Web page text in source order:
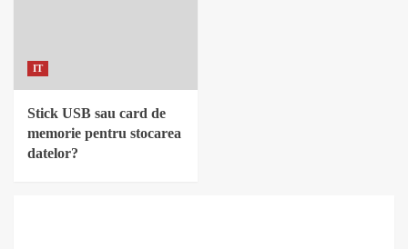
IT
Stick USB sau card de
memorie pentru stocarea
datelor?